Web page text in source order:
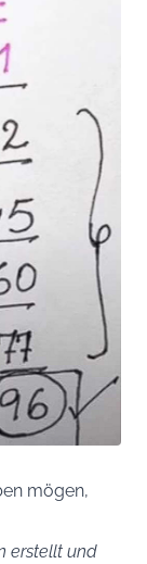
mögen,
erstellt und